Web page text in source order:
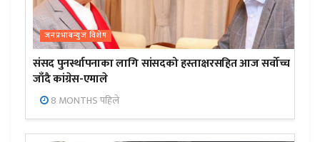
जनप्रभाबन्युज विशेष
संसद पुनर्स्थापनाका लागि सांसदको हस्ताक्षरसहित आज सर्वोच्च
जाँदै कांग्रेस-एमाले
8 MONTHS पहिले